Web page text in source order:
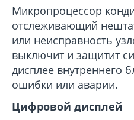
Микропроцессор
отслеживающий
или неисправность
выключит и защитит
дисплее внутреннего
ошибки или аварии.
Цифровой дисплей